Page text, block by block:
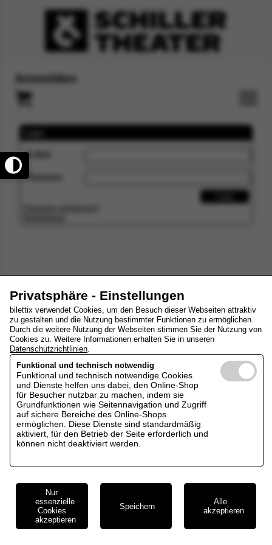
Privatsphäre - Einstellungen
bilettix verwendet Cookies, um den Besuch dieser Webseiten attraktiv
zu gestalten und die Nutzung bestimmter Funktionen zu ermöglichen.
Durch die weitere Nutzung der Webseiten stimmen Sie der Nutzung von
Cookies zu. Weitere Informationen erhalten Sie in unseren
Datenschutzrichtlinien.
Funktional und technisch notwendig
Funktional und technisch notwendige Cookies
und Dienste helfen uns dabei, den Online-Shop
für Besucher nutzbar zu machen, indem sie
Grundfunktionen wie Seitennavigation und Zugriff
auf sichere Bereiche des Online-Shops
ermöglichen. Diese Dienste sind standardmäßig
aktiviert, für den Betrieb der Seite erforderlich und
können nicht deaktiviert werden.
Nur
essenzielle
Cookies
akzeptieren
Speichern
Alle
akzeptieren
Anmelden
E-Mail
Passwort